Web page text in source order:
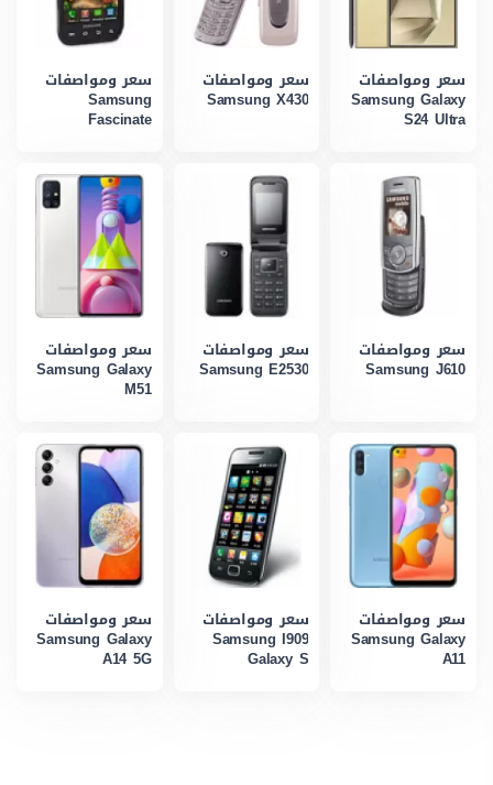
سعر ومواصفات
Samsung Galaxy
S24 Ultra
سعر ومواصفات
Samsung X430
سعر ومواصفات
Samsung
Fascinate
سعر ومواصفات
Samsung J610
سعر ومواصفات
Samsung E2530
سعر ومواصفات
Samsung Galaxy
M51
سعر ومواصفات
Samsung Galaxy
A11
سعر ومواصفات
Samsung I909
Galaxy S
سعر ومواصفات
Samsung Galaxy
A14 5G